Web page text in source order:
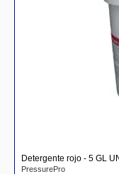
Detergente rojo - 5 GL
PressurePro